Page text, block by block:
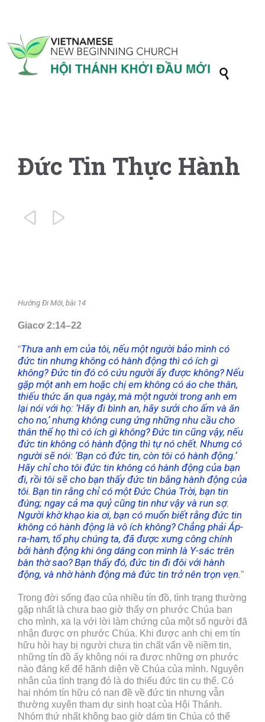

Đức Tin Thực Hành
 
Hướng Đi Mới, bài 14
Giacơ 2:14–22
“Thưa anh em của tôi, nếu một người bảo mình có
đức tin nhưng không có hành động thì có ích gì
không? Đức tin đó có cứu người ấy được không?Nếu
gặp một anh em hoặc chị em không có áo che thân,
thiếu thức ăn qua ngày, mà một người trong anh em
lại nói với họ: ‘Hãy đi bình an, hãy sưởi cho ấm và ăn
cho no,‘nhưng không cung ứng những nhu cầu cho
thân thể họ thì có ích gì không?Đức tin cũng vậy, nếu
đức tin không có hành động thì tự nó chết. Nhưng có
người sẽ nói: ‘Bạn có đức tin, còn tôi có hành động.‘
Hãy chỉ cho tôi đức tin không có hành động của bạn
đi, rồi tôi sẽ cho bạn thấy đức tin bằng hành động của
tôi. Bạn tin rằng chỉ có một Đức Chúa Trời, bạn tin
đúng; ngay cả ma quỷ cũng tin như vậy và run sợ.
Người khờ khạo kia ơi, bạn có muốn biết rằng đức tin
không có hành động là vô ích không? Chẳng phải Áp-
ra-ham, tổ phụ chúng ta, đã được xưng công chính
bởi hành động khi ông dâng con mình là Y-sác trên
bàn thờ sao?Bạn thấy đó, đức tin đi đôi với hành
động, và nhờ hành động mà đức tin trở nên trọn vẹn.”
Trong đời sống đạo của nhiều tín đồ, tình trạng thường
gặp nhất là chưa bao giờ thấy ơn phước Chúa ban
cho mình, xa lạ với lời làm chứng của một số người đã
nhận được ơn phước Chúa. Khi được anh chị em tín
hữu hỏi hay bị người chưa tin chất vấn về niềm tin,
những tín đồ ấy không nói ra được những ơn phước
nào đáng kể để hãnh diện về Chúa của mình. Nguyên
nhân của tình trạng đó là do thiếu đức tin cụ thể. Có
hai nhóm tín hữu có nan đề về đức tin nhưng vẫn
thường xuyên tham dự sinh hoạt của Hội Thánh.
Nhóm thứ nhất không bao giờ dám tin Chúa có thể